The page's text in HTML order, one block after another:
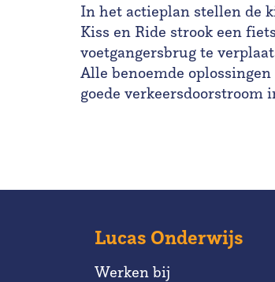
In het actieplan stellen de
Kiss en Ride strook een
voetgangersbrug te
Alle benoemde
goede verkeersdoorstroom
Lucas Onderwijs
Werken bij